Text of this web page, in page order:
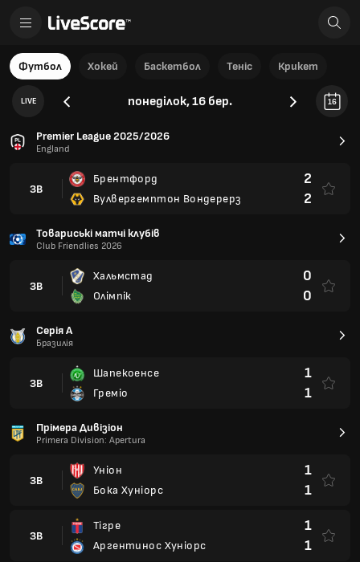
Футбол Хокей Баскетбол Теніс Крикет
LIVE понеділок, 16 бер. 16
Premier League 2025/2026
England
ЗВ
Брентфорд
Вулвергемптон Вондерерз
2
2
Товариські матчі клубів
Club Friendlies 2026
ЗВ
Хальмстад
Олімпік
0
0
Серія А
Бразилія
ЗВ
Шапекоенсе
Греміо
1
1
Прімера Дивізіон
Primera Division: Apertura
ЗВ
Уніон
Бока Хуніорс
1
1
ЗВ
Тігре
Аргентинос Хуніорс
1
1